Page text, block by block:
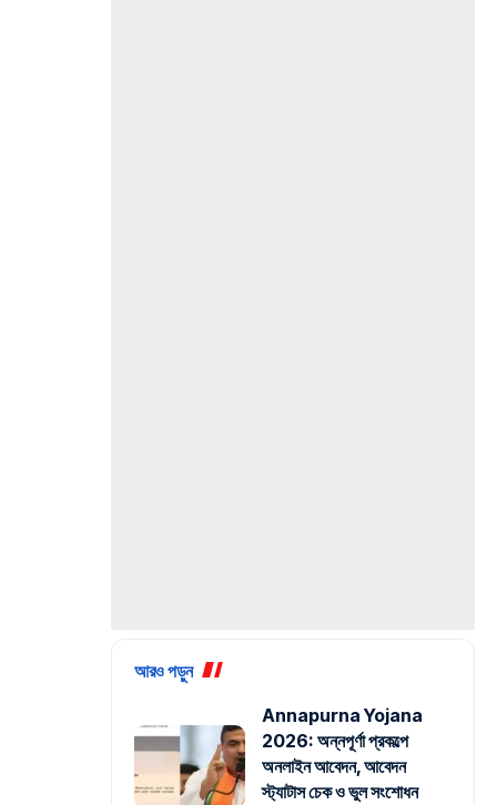
আরও পড়ুন
Annapurna Yojana
2026: অন্নপূর্ণা প্রকল্পে
অনলাইন আবেদন, আবেদন
স্ট্যাটাস চেক ও ভুল সংশোধন